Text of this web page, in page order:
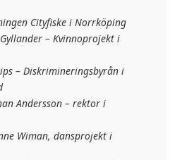
Cityfiske i Norrköping
– Kvinnoprojekt i
– Diskrimineringsbyrån i
Andersson – rektor i
Wiman, dansprojekt i